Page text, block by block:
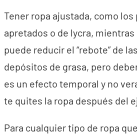
Tener ropa ajustada, como los
apretados o de lycra,
puede reducir el “rebote” de
depósitos de grasa, pero
es un efecto temporal y no
te quites la ropa después del
Para cualquier tipo de ropa